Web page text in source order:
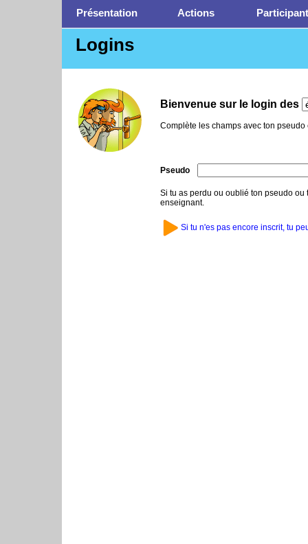
Présentation Actions
Logins
Bienvenue sur le login des
Complète les champs avec ton
Pseudo
Si tu as perdu ou oublié ton pseudo
enseignant.
Si tu n'es pas encore inscrit, tu